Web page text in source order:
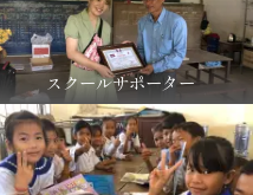
スクールサポーター